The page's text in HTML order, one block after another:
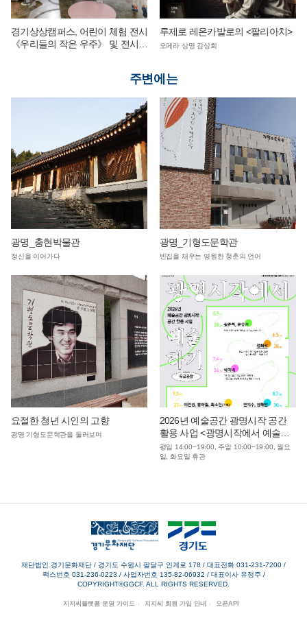
경기상상캠퍼스, 어린이 체험 전시
《우리들의 작은 우주》 및 전시
루제로 레온카발로의 <팔리아치>
오페라 상영 감상회
주변에는
광명_충현박물관
정신을 이어가다
광명_기형도문학관
빈집을 채우는 영원한 청춘의 언어
요절한 청년 시인의 고향
광명 기형도문학관을 둘러보며
2026년 예술공간 광명시작 공간
활용 사업 <광명시작에서 예술하
기>
평일 14:00~19:00, 주말 10:00~19:00, 월요
일, 화요일 휴관
재단법인 경기문화재단 / 경기도 수원시 팔달구 인계로 178 / 대표전화 031-231-7200 /
팩스번호 031-236-0223 / 사업자번호 135-82-06932 / 대표이사 유정주/
COPYRIGHT©GGCF. ALL RIGHTS RESERVED.
지지씨플랫폼 운영 가이드 지지씨 회원 가입 안내 오픈API